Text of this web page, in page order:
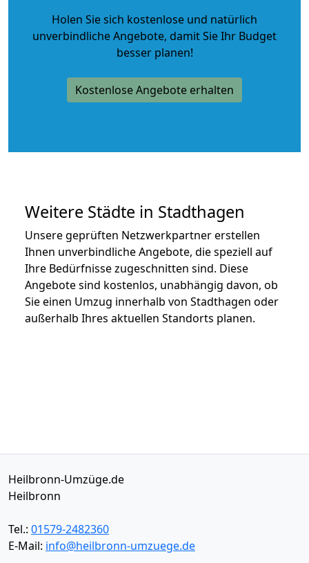
Holen Sie sich kostenlose und natürlich
unverbindliche Angebote, damit Sie Ihr Budget
besser planen!
Kostenlose Angebote erhalten
Weitere Städte in Stadthagen
Unsere geprüften Netzwerkpartner erstellen
Ihnen unverbindliche Angebote, die speziell auf
Ihre Bedürfnisse zugeschnitten sind. Diese
Angebote sind kostenlos, unabhängig davon, ob
Sie einen Umzug innerhalb von Stadthagen oder
außerhalb Ihres aktuellen Standorts planen.
Heilbronn-Umzüge.de
Heilbronn
Tel.: 01579-2482360
E-Mail: info@heilbronn-umzuege.de